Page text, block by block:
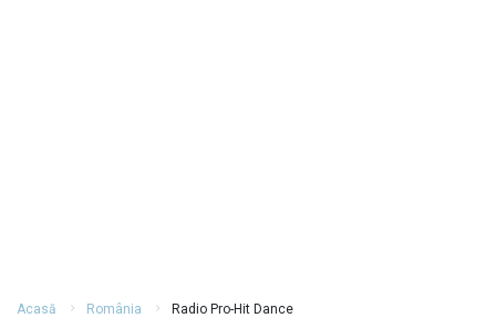
Acasă România Radio Pro-Hit Dance